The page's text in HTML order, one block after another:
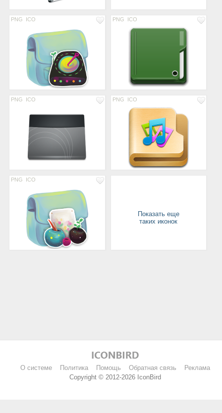
PNG ICO PNG ICO
PNG ICO PNG ICO
PNG ICO
Показать еще
таких иконок
О системе Политика Помощь Обратная связь
Реклама
Copyright © 2012-2026 IconBird